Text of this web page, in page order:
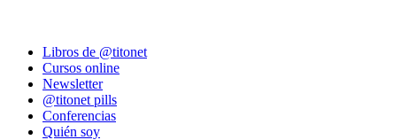
Libros de @titonet
Cursos online
Newsletter
@titonet pills
Conferencias
Quién soy